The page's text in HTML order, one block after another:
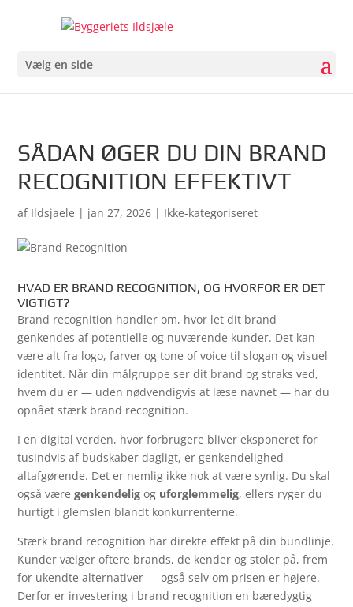
Vælg en side
SÅDAN ØGER DU DIN BRAND
RECOGNITION EFFEKTIVT
af Ildsjaele | jan 27, 2026 | Ikke-kategoriseret
HVAD ER BRAND RECOGNITION, OG HVORFOR ER DET
VIGTIGT?
Brand recognition handler om, hvor let dit brand
genkendes af potentielle og nuværende kunder. Det kan
være alt fra logo, farver og tone of voice til slogan og visuel
identitet. Når din målgruppe ser dit brand og straks ved,
hvem du er — uden nødvendigvis at læse navnet — har du
opnået stærk brand recognition.
I en digital verden, hvor forbrugere bliver eksponeret for
tusindvis af budskaber dagligt, er genkendelighed
altafgørende. Det er nemlig ikke nok at være synlig. Du skal
også væregenkendelig og uforglemmelig, ellers ryger du
hurtigt i glemslen blandt konkurrenterne.
Stærk brand recognition har direkte effekt på din bundlinje.
Kunder vælger oftere brands, de kender og stoler på, frem
for ukendte alternativer — også selv om prisen er højere.
Derfor er investering i brand recognition en bæredygtig